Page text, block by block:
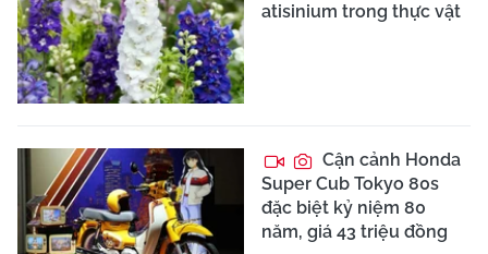
atisinium trong thực vật
Cận cảnh Honda
Super Cub Tokyo 80s
đặc biệt kỷ niệm 80
năm, giá 43 triệu đồng